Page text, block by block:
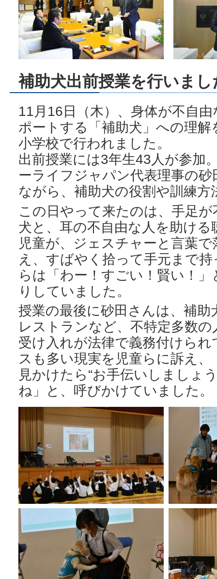
補助犬出前授業を行いまし
11月16日（木）、身体が不自
ポートする「補助犬」への理
小学校で行われました。
出前授業には3年生43人が参加
ーライフジャパン代表理事の
ながら、補助犬の役割や訓練
この日やって来たのは、手足
犬と、耳の不自由な人を助ける
児童が、ジェスチャーと言葉
え、すばやく拾って手元まで
らは「わー！すごい！賢い！
りしていました。
授業の最後に砂田さんは、補
レストランなど、不特定多数
受け入れが法律で義務付けら
スも多い現実を児童らに訴え
見かけたら“お手伝いしましょ
ね」と、呼びかけていました。